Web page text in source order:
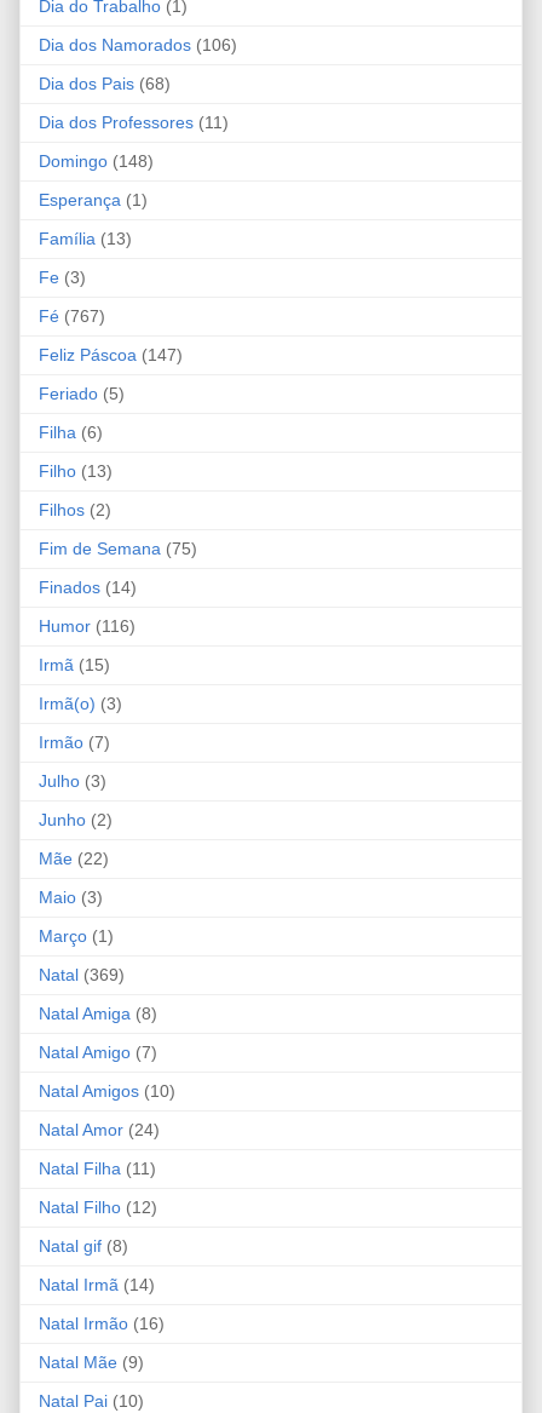
Dia do Trabalho (1)
Dia dos Namorados (106)
Dia dos Pais (68)
Dia dos Professores (11)
Domingo (148)
Esperança (1)
Família (13)
Fe (3)
Fé (767)
Feliz Páscoa (147)
Feriado (5)
Filha (6)
Filho (13)
Filhos (2)
Fim de Semana (75)
Finados (14)
Humor (116)
Irmã (15)
Irmã(o) (3)
Irmão (7)
Julho (3)
Junho (2)
Mãe (22)
Maio (3)
Março (1)
Natal (369)
Natal Amiga (8)
Natal Amigo (7)
Natal Amigos (10)
Natal Amor (24)
Natal Filha (11)
Natal Filho (12)
Natal gif (8)
Natal Irmã (14)
Natal Irmão (16)
Natal Mãe (9)
Natal Pai (10)